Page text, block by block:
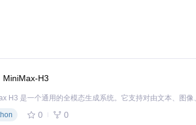
MiniMax-H3
0 0